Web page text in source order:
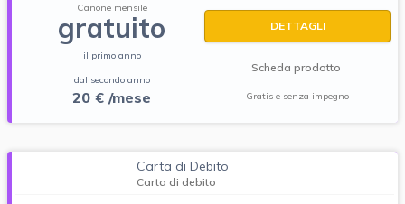
Canone mensile
gratuito
il primo anno
dal secondo anno
20 € /mese
DETTAGLI
Scheda prodotto
Gratis e senza impegno
Carta di Debito
Carta di debito